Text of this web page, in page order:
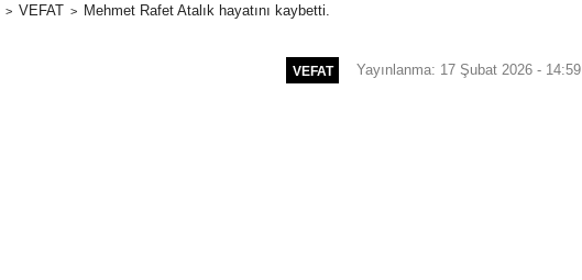
VEFAT Mehmet Rafet Atalık hayatını kaybetti.
VEFAT Yayınlanma: 17 Şubat 2026 - 14:59